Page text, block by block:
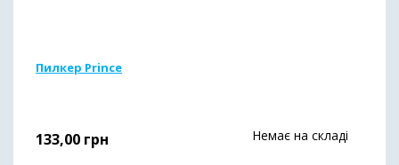
Пилкер Prince
133,00 грн Немає на складі